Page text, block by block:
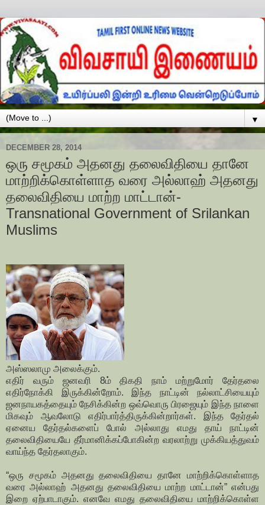
▼
DECEMBER 28, 2014
ஒரு சமூகம் அதனது தலைவிதியை தானே
மாற்றிக்கொள்ளாத வரை அல்லாஹ் அதனது
தலைவிதியை மாற்ற மாட்டான்-
Transnational Government of Srilankan
Muslims
அஸ்ஸலாமு அலைக்கும்.
எதிர் வரும் ஜனவரி 8ம் திகதி நாம் மற்றுமோர் தேர்தலை
எதிர்நோக்கி இருக்கின்றோம். இந்த நாட்டின் நல்லாட்சியையும்
ஜனநாயகத்தையும் நேசிக்கின்ற ஒவ்வொரு பிரஜையும் இந்த நாளை
மிகவும் ஆவலோடு எதிர்பார்த்திருக்கின்றார்கள். இந்த தேர்தல்
ஏனைய தேர்தல்களைப் போல் அல்லாது எமது தாய் நாட்டின்
தலைவிதியையே தீர்மானிக்கப்போகின்ற வரலாற்று முக்கியத்துவம்
வாய்ந்த தேர்தலாகும்.
“ஒரு சமூகம் அதனது தலைவிதியை தானே மாற்றிக்கொள்ளாத
வரை அல்லாஹ் அதனது தலைவிதியை மாற்ற மாட்டான்” என்பது
இறை ஏற்பாடாகும். எனவே எமது தலைவிதியை மாற்றிக்கொள்ள